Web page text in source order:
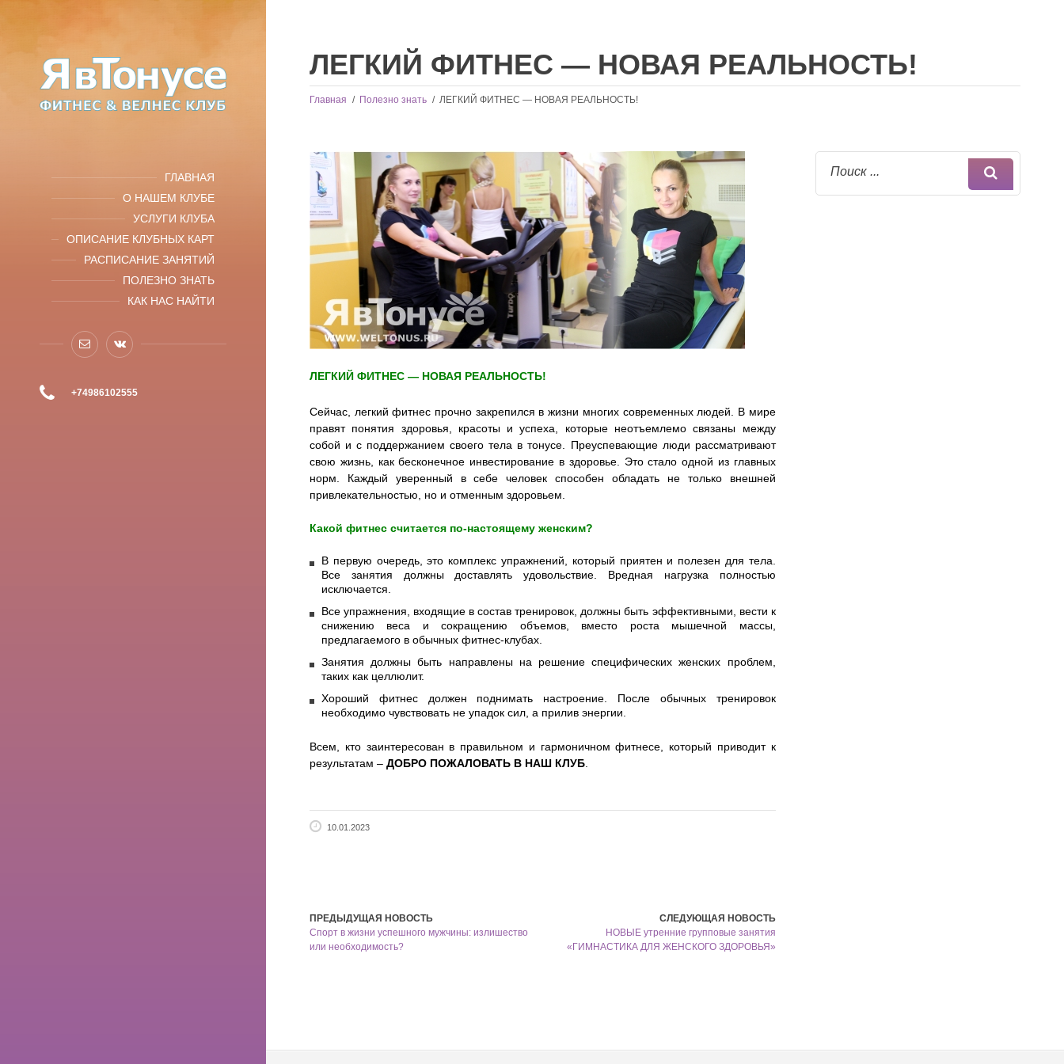
ГЛАВНАЯ
О НАШЕМ КЛУБЕ
УСЛУГИ КЛУБА
ОПИСАНИЕ КЛУБНЫХ КАРТ
РАСПИСАНИЕ ЗАНЯТИЙ
ПОЛЕЗНО ЗНАТЬ
КАК НАС НАЙТИ
+74986102555
ЛЕГКИЙ ФИТНЕС — НОВАЯ РЕАЛЬНОСТЬ!
Главная / Полезно знать / ЛЕГКИЙ ФИТНЕС — НОВАЯ РЕАЛЬНОСТЬ!
ЛЕГКИЙ ФИТНЕС — НОВАЯ РЕАЛЬНОСТЬ!
Сейчас, легкий фитнес прочно закрепился в жизни многих современных людей. В мире
правят понятия здоровья, красоты и успеха, которые неотъемлемо связаны между
собой и с поддержанием своего тела в тонусе. Преуспевающие люди рассматривают
свою жизнь, как бесконечное инвестирование в здоровье. Это стало одной из главных
норм. Каждый уверенный в себе человек способен обладать не только внешней
привлекательностью, но и отменным здоровьем.
Какой фитнес считается по-настоящему женским?
В первую очередь, это комплекс упражнений, который приятен и полезен для тела.
Все занятия должны доставлять удовольствие. Вредная нагрузка полностью
исключается.
Все упражнения, входящие в состав тренировок, должны быть эффективными, вести к
снижению веса и сокращению объемов, вместо роста мышечной массы,
предлагаемого в обычных фитнес-клубах.
Занятия должны быть направлены на решение специфических женских проблем,
таких как целлюлит.
Хороший фитнес должен поднимать настроение. После обычных тренировок
необходимо чувствовать не упадок сил, а прилив энергии.
Всем, кто заинтересован в правильном и гармоничном фитнесе, который приводит к
результатам – ДОБРО ПОЖАЛОВАТЬ В НАШ КЛУБ
10.01.2023
ПРЕДЫДУЩАЯ НОВОСТЬ
Спорт в жизни успешного мужчины: излишество
или необходимость?
СЛЕДУЮЩАЯ НОВОСТЬ
НОВЫЕ утренние групповые занятия
«ГИМНАСТИКА ДЛЯ ЖЕНСКОГО ЗДОРОВЬЯ»